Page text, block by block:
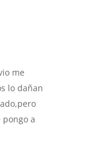
me
lo dañan
pongo a